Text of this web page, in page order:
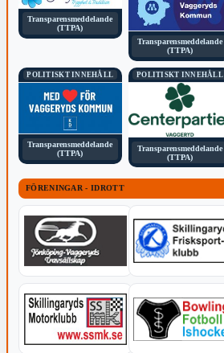
Transparensmeddelande
(TTPA)
Transparensmeddelande
(TTPA)
POLITISKT INNEHÅLL
Transparensmeddelande
(TTPA)
POLITISKT INNEHÅLL
Transparensmeddelande
(TTPA)
FÖRENINGAR - IDROTT